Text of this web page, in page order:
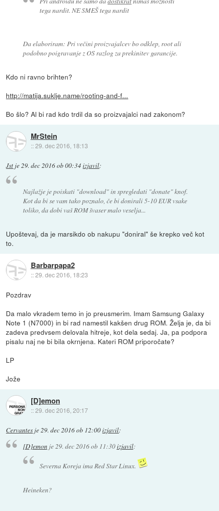
tega nardit. NE SMEŠ tega nardit
Da elaboriram: Pri večini proizvajalcev bo odklep, root ali
podobno poigravanje z OS razlog za prekinitev garancije.
Kdo ni ravno brihten?
http://matija.suklje.name/rooting-and-f...
Bo šlo? Al bi rad kdo trdil da so proizvajalci nad zakonom?
MrStein
::29. dec 2016, 18:13
Jst je29. dec 2016 ob 00:34izjavil:
Najlažje je poiskati "download" in spregledati "donate" knof.
Kot da bi se vam tako poznalo, če bi donirali 5-10 EUR vsake
toliko, da dobi vaš ROM švaser malo veselja...
Upoštevaj, da je marsikdo ob nakupu "doniral" še krepko več kot
to.
Barbarpapa2
::29. dec 2016, 18:23
Pozdrav
Da malo vkradem temo in jo preusmerim. Imam Samsung Galaxy
Note 1 (N7000) in bi rad namestil kakšen drug ROM. Želja je, da bi
zadeva predvsem delovala hitreje, kot dela sedaj. Ja, pa podpora
pisalu naj ne bi bila okrnjena. Kateri ROM priporočate?
LP
Jože
[D]emon
::29. dec 2016, 20:17
Cervantes je 29. dec 2016 ob 12:00izjavil:
[D]emonje29. dec 2016 ob 11:30izjavil:
Severna Koreja ima Red Star Linux.
Heineken?